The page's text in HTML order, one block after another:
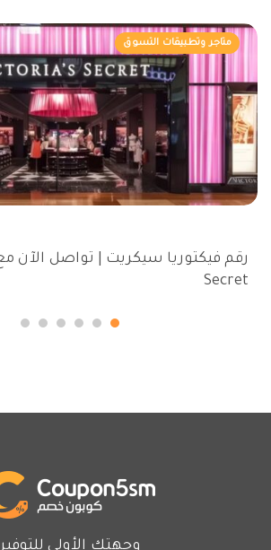
متاجر وتطبيقات التسوق
Secret‏
وجهتك الأولى للتوفير